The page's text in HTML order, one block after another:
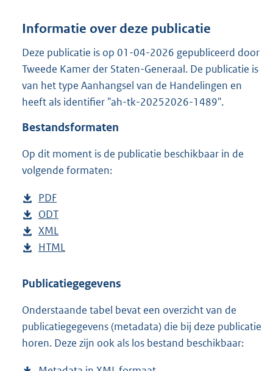
n
s
r
o
o
:
Informatie over deze publicatie
Deze publicatie is op 01-04-2026 gepubliceerd door
Tweede Kamer der Staten-Generaal. De publicatie is
van het type Aanhangsel van de Handelingen en
heeft als identifier "ah-tk-20252026-1489".
Bestandsformaten
Op dit moment is de publicatie beschikbaar in de
volgende formaten:
D
o
w
n
o
d
p
u
PDF
e
s
t
n
s
g
r
D
o
w
l
a
d
p
ODT
s
a
d
s
g
D
o
n
o
a
d
XML
e
t
n
d
s
D
w
l
o
a
HTML
s
a
n
d
Publicatiegegevens
Onderstaande tabel bevat een overzicht van de
publicatiegegevens (metadata) die bij deze publicatie
horen. Deze zijn ook als los bestand beschikbaar: